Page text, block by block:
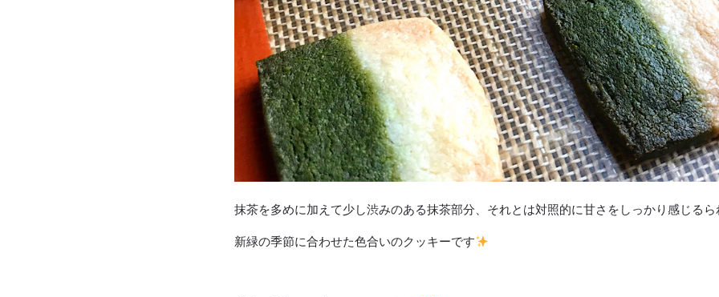
抹茶を多めに加えて少し渋みのある抹茶部分、それとは対照的に甘さをしっかり感じる
新緑の季節に合わせた色合いのクッキーです